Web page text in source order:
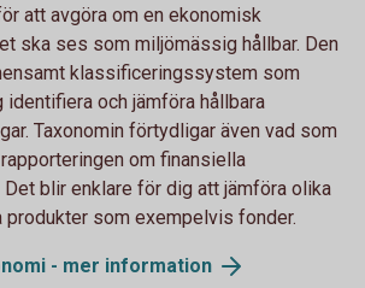
att avgöra om en ekonomisk
ska ses som miljömässig hållbar. Den
klassificeringssystem som
identifiera och jämföra hållbara
Taxonomin förtydligar även vad som
om finansiella
Det blir enklare för dig att jämföra olika
produkter som exempelvis fonder.
- mer information